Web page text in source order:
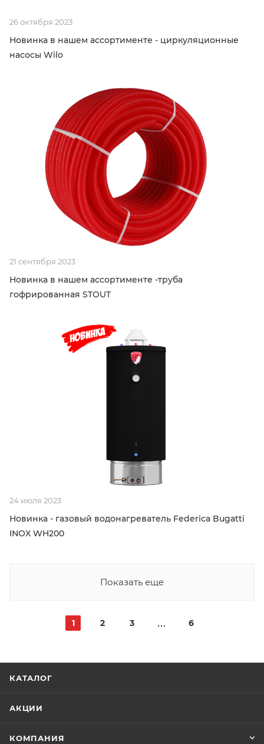
26 октября 2023
Новинка в нашем ассортименте - циркуляционные
насосы Wilo
21 сентября 2023
Новинка в нашем ассортименте -труба
гофрированная STOUT
24 июля 2023
Новинка - газовый водонагреватель Federica Bugatti
INOX WH200
Показать еще
1 2 3 6
КАТАЛОГ
АКЦИИ
КОМПАНИЯ